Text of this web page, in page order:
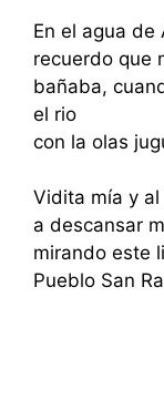
En el agua de
recuerdo que
bañaba,
el rio
con la olas
Vidita mía y
a descansar
mirando este
Pueblo San